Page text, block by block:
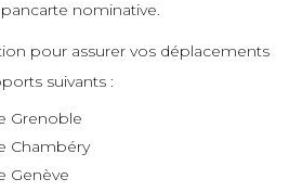
nominative.
pour assurer vos déplacements
suivants :
Grenoble
Chambéry
Genève